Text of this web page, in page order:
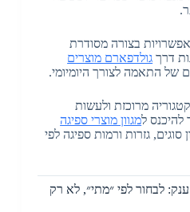
בצורה מסודרת
דרך גולדפארם מוצרים
של התאמה לצורך היומיומי.
מרוכזת ולעשות
למגוון מוצרי ספיגה
סוגים, גזרות ורמות ספיגה לפי
לבחור לפי ״מתי״, לא רק